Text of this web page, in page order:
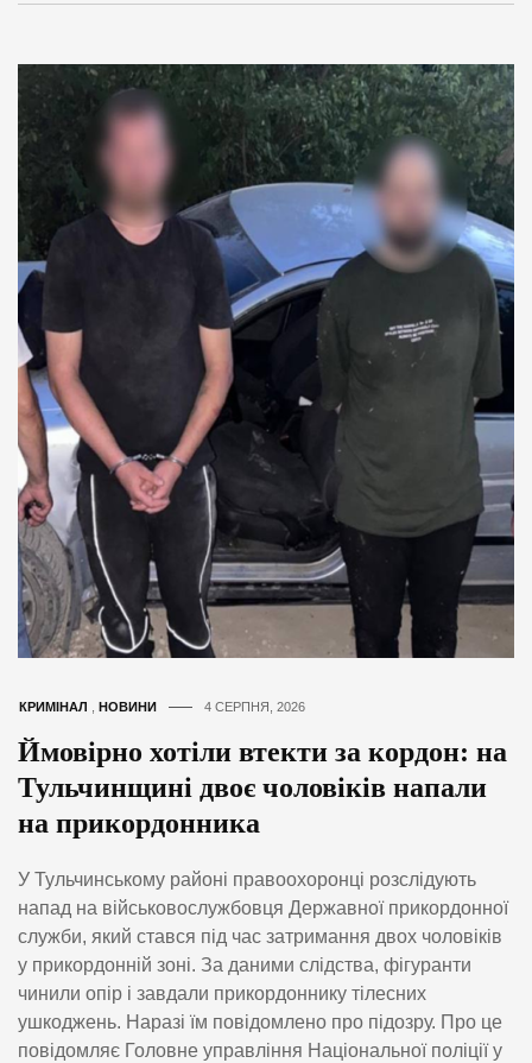
КРИМІНАЛ НОВИНИ 4 СЕРПНЯ, 2026
Ймовірно хотіли втекти за кордон: на
Тульчинщині двоє чоловіків напали
на прикордонника
У Тульчинському районі правоохоронці розслідують
напад на військовослужбовця Державної прикордонної
служби, який стався під час затримання двох чоловіків
у прикордонній зоні. За даними слідства, фігуранти
чинили опір і завдали прикордоннику тілесних
ушкоджень. Наразі їм повідомлено про підозру. Про це
повідомляє Головне управління Національної поліції у